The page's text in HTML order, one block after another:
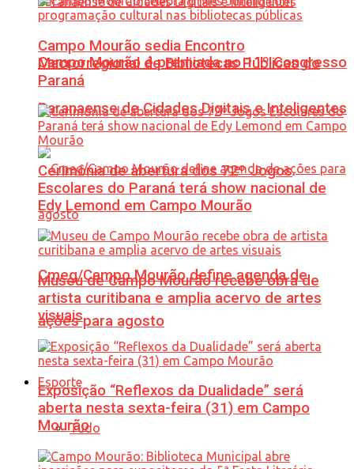
Campo Mourão é premiada no 11º Congresso
Paranaense de Cidades Digitais e Inteligentes
Cmeg/Campo Mourão define agenda de
ações para agosto
Esporte
Tudo
Campo Mourão sedia Encontro
Macrorregional de Bibliotecas Públicas do
Paraná
Cerimônia de abertura dos 72º Jogos
Escolares do Paraná terá show nacional de
Edy Lemond em Campo Mourão
Museu de Campo Mourão recebe obra de
artista curitibana e amplia acervo de artes
visuais
Exposição “Reflexos da Dualidade” será
aberta nesta sexta-feira (31) em Campo
Mourão